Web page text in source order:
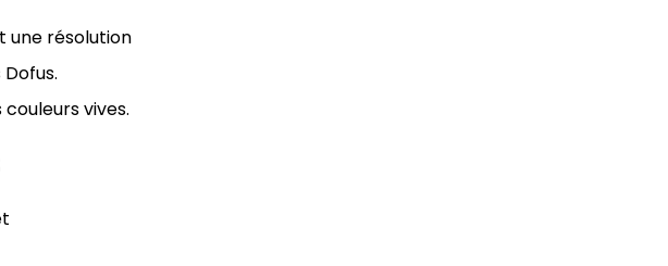
une résolution
vives.